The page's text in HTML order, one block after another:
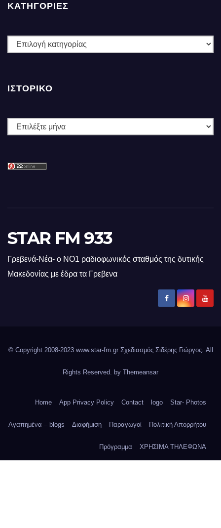
ΚΑΤΗΓΟΡΙΕΣ
ΚΑΤΗΓΟΡΙΕΣ
ΙΣΤΟΡΙΚΌ
Ιστορικό
STAR FM 933
Γρεβενά-Νέα- ο ΝΟ1 ραδιοφωνικός σταθμός της δυτικής
Μακεδονίας με έδρα τα Γρεβενα
© Copyright 2008-2023 www.star-fm.gr Σχεδιασμός Σιδέρης Γιώργος. All
Rights Reserved. by Themeansar
Home App Privacy Policy Contact logo Star- Photos
Αγαπημένα – blogs Διαφήμιση Παραγωγοί Πολιτική Απορρήτου
Πρόγραμμα ΧΡΗΣΙΜΑ ΤΗΛΕΦΩΝΑ